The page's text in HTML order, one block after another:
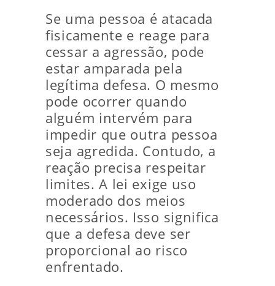
Se uma pessoa é atacada
fisicamente e reage para
cessar a agressão, pode
estar amparada pela
legítima defesa. O mesmo
pode ocorrer quando
alguém intervém para
impedir que outra pessoa
seja agredida. Contudo, a
reação precisa respeitar
limites. A lei exige uso
moderado dos meios
necessários. Isso significa
que a defesa deve ser
proporcional ao risco
enfrentado.